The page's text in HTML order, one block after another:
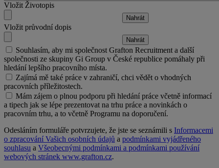
Vložit Životopis
Vložit průvodní dopis
Souhlasím, aby mi společnost Grafton Recruitment a další
společnosti ze skupiny Gi Group v České republice pomáhaly při
hledání lepšího pracovního místa.
Zajímá mě také práce v zahraničí, chci vědět o vhodných
pracovních příležitostech.
Mám zájem o plnou podporu při hledání práce včetně informací
a tipech jak se lépe prezentovat na trhu práce a novinkách o
pracovním trhu, a to včetně Programu na doporučení.
Odesláním formuláře potvrzujete, že jste se seznámili s Informacemi
o zpracování Vašich osobních údajů a podmínkami vyjádřeného
souhlasu a Všeobecnými podmínkami a podmínkami používání
webových stránek www.grafton.cz.